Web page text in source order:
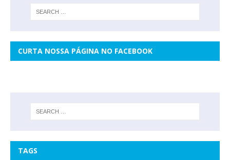
CURTA NOSSA PÁGINA NO FACEBOOK
TAGS